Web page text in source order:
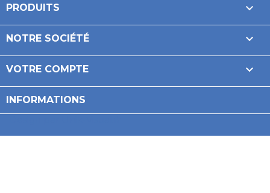
PRODUITS 
NOTRE SOCIÉTÉ 
VOTRE COMPTE 
INFORMATIONS